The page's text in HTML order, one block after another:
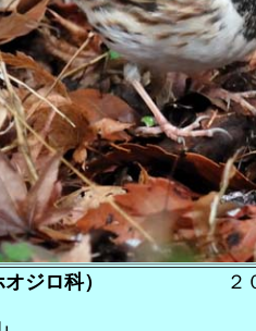
オジロ科） ２００